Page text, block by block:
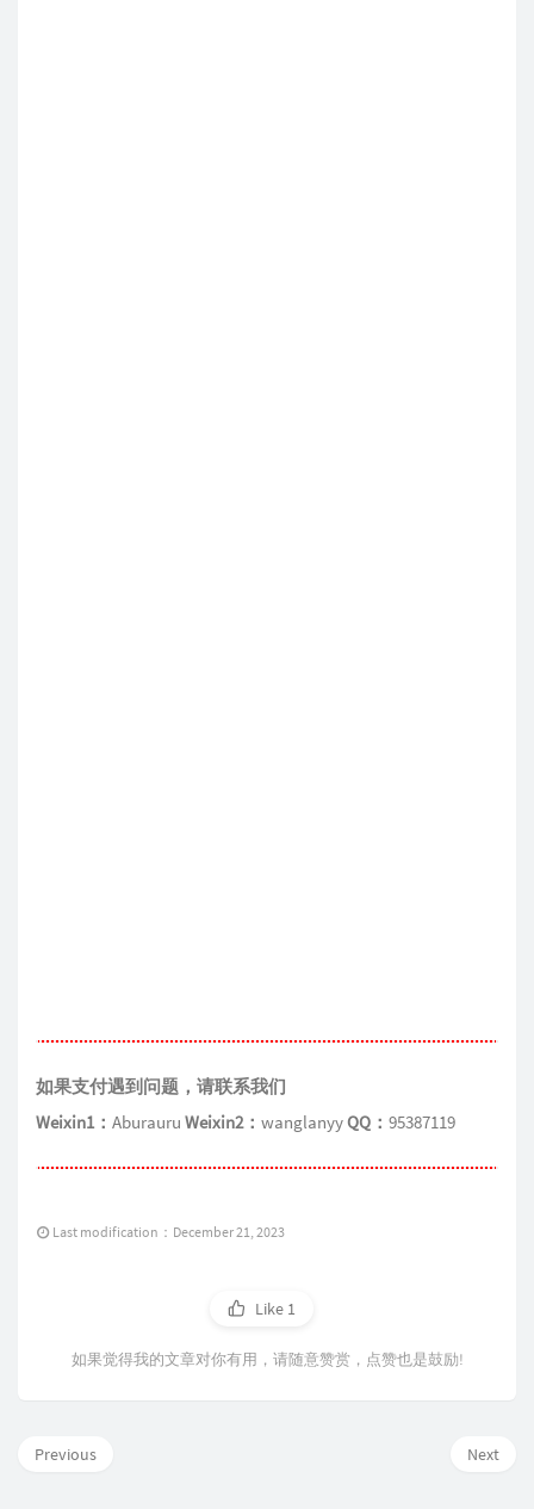
如果支付遇到问题，请联系我们
Weixin1： Aburauru Weixin2： wanglanyyQQ： 95387119
Last modification：December 21, 2023
Like 1
如果觉得我的文章对你有用，请随意赞赏，点赞也是鼓励!
Next
Previous